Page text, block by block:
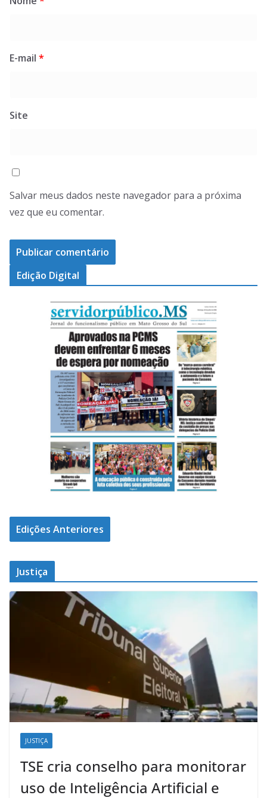
E-mail *
Site
Salvar meus dados neste navegador para a próxima
vez que eu comentar.
Edição Digital
Edições Anteriores
Justiça
JUSTIÇA
TSE cria conselho para monitorar
uso de Inteligência Artificial e